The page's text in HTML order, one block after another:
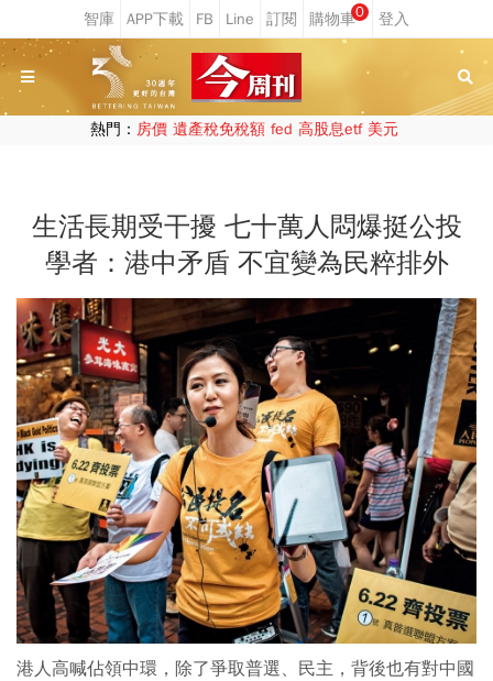
0
熱門： 房價 遺產稅免稅額 fed 高股息etf 美元
生活長期受干擾 七十萬人悶爆挺公投
學者：港中矛盾 不宜變為民粹排外
港人高喊佔領中環，除了爭取普選、民主，背後也有對中國